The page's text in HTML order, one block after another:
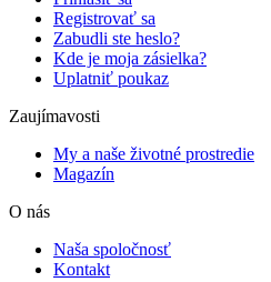
Registrovať sa
Zabudli ste heslo?
Kde je moja zásielka?
Uplatniť poukaz
Zaujímavosti
My a naše životné prostredie
Magazín
O nás
Naša spoločnosť
Kontakt